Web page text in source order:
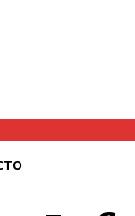
las ayudas y